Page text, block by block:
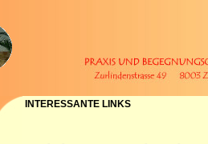
INTERESSANTE LINKS